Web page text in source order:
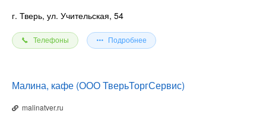
г. Тверь, ул. Учительская, 54
Телефоны Подробнее
Малина, кафе (ООО ТверьТоргСервис)
malinatver.ru